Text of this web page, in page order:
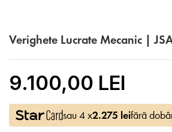
Verighete Lucrate Mecanic |
9.100,00 LEI
sau 4 x2.275 leifără